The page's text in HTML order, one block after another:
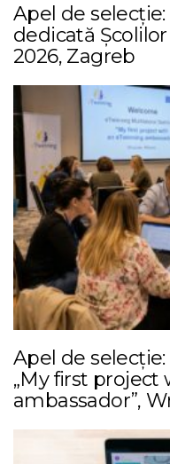
Apel de
dedicată
2026, Zagreb
Apel de
„My first project
ambassador”,